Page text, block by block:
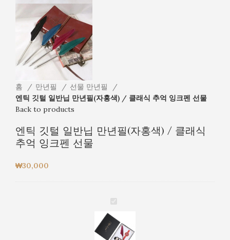
홈 만년필
선물 만년필
엔틱 깃털 일반닙 만년필(자홍색) / 클래식 추억 잉크펜 선물
Back to products
엔틱 깃털 일반닙 만년필(자홍색) / 클래식
추억 잉크펜 선물
₩30,000
엔
깃
털